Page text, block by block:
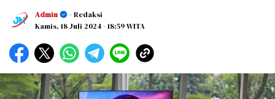
Admin
- Redaksi
Kamis, 18 Juli 2024- 18:59 WITA